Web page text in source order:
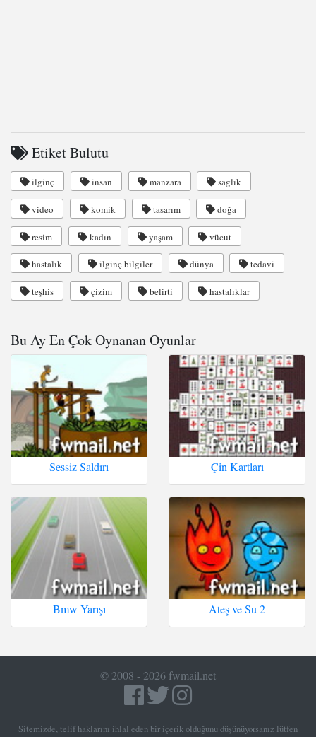
Etiket Bulutu
ilginç insan manzara saglık
video komik tasarım doğa
resim kadın yaşam vücut
hastalık ilginç bilgiler dünya tedavi
teşhis çizim belirti hastalıklar
Bu Ay En Çok Oynanan Oyunlar
Sessiz Saldırı Çin Kartları
Bmw Yarışı Ateş ve Su 2
© 2008 - 2026 fwmail.net
Sitemizde, telif haklarını ihlal eden bir içerik olduğunu düşünüyorsanız lütfen